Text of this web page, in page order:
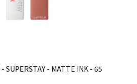
SUPERSTAY - MATTE INK - 65